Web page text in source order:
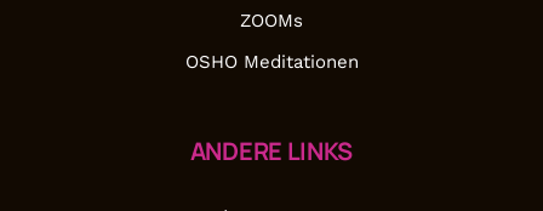
ZOOMs
OSHO Meditationen
ANDERE LINKS